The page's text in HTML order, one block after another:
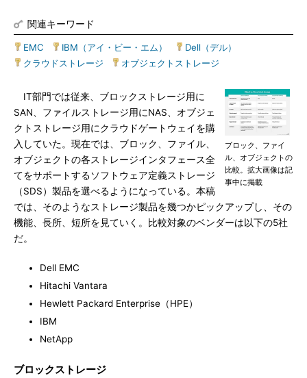
関連キーワード
EMC IBM（アイ・ビー・エム） Dell（デル）
クラウドストレージ
オブジェクトストレージ
ブロック、ファイ
ル、オブジェクトの
比較。拡大画像は記
事中に掲載
IT部門では従来、ブロックストレージ用に
SAN、ファイルストレージ用にNAS、オブジェ
クトストレージ用にクラウドゲートウェイを購
入していた。現在では、ブロック、ファイル、
オブジェクトの各ストレージインタフェース全
てをサポートするソフトウェア定義ストレージ
（SDS）製品を選べるようになっている。本稿
では、そのようなストレージ製品を幾つかピックアップし、その
機能、長所、短所を見ていく。比較対象のベンダーは以下の5社
だ。
Dell EMC
Hitachi Vantara
Hewlett Packard Enterprise（HPE）
IBM
NetApp
ブロックストレージ